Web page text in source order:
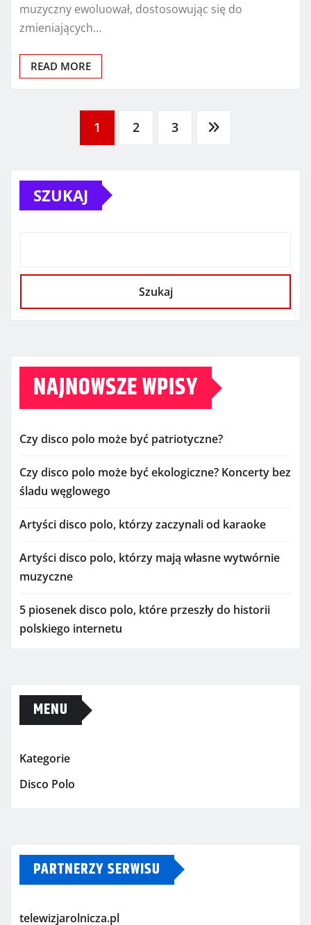
muzyczny ewoluował, dostosowując się do
zmieniających…
READ MORE
Stronicowanie
wpisów
1 2 3
SZUKAJ
Szukaj
NAJNOWSZE WPISY
Czy disco polo może być patriotyczne?
Czy disco polo może być ekologiczne? Koncerty bez
śladu węglowego
Artyści disco polo, którzy zaczynali od karaoke
Artyści disco polo, którzy mają własne wytwórnie
muzyczne
5 piosenek disco polo, które przeszły do historii
polskiego internetu
MENU
Kategorie
Disco Polo
PARTNERZY SERWISU
telewizjarolnicza.pl